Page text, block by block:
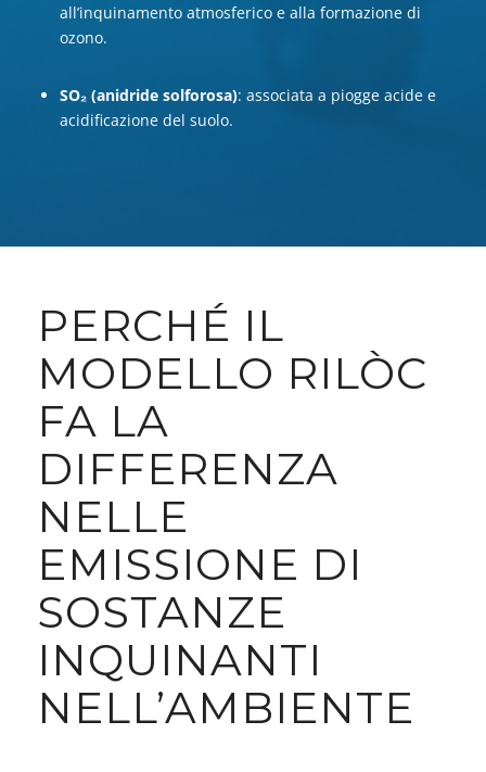
all’inquinamento atmosferico e alla formazione di
ozono.
SO₂ (anidride solforosa): associata a piogge acide e
acidificazione del suolo.
PERCHÉ IL
MODELLO RILÒC
FA LA
DIFFERENZA
NELLE
EMISSIONE DI
SOSTANZE
INQUINANTI
NELL’AMBIENTE